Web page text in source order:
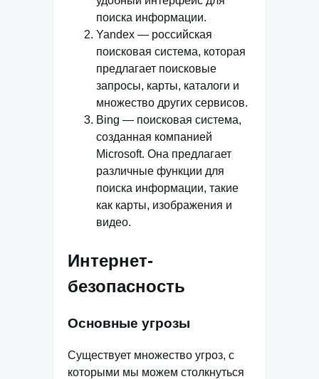
поиска информации.
Yandex — российская
поисковая система, которая
предлагает поисковые
запросы, карты, каталоги и
множество других сервисов.
Bing — поисковая система,
созданная компанией
Microsoft. Она предлагает
различные функции для
поиска информации, такие
как карты, изображения и
видео.
Интернет-
безопасность
Основные угрозы
Существует множество угроз, с
которыми мы можем столкнуться